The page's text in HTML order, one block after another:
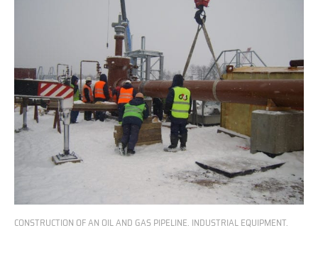
CONSTRUCTION OF AN OIL AND GAS PIPELINE. INDUSTRIAL EQUIPMENT.